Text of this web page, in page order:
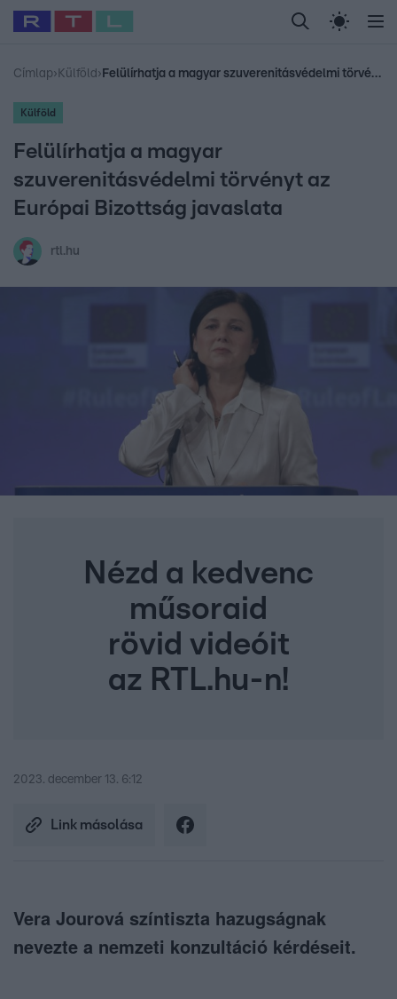
Legfrissebb RTL Híradó Randi Celeb vagyok,
Babits Marcella Most Wanted Gallusz
Címlap› Külföld › Felülírhatja a magyar szuverenitásvédelmi törvényt az Európai Bizottság javaslata
Külföld
Felülírhatja a magyar
szuverenitásvédelmi törvényt az
Európai Bizottság javaslata
rtl.hu
Nézd a kedvenc
műsoraid
rövid videóit
az RTL.hu-n!
2023. december 13. 6:12
Link másolása
Vera Jourová színtiszta hazugságnak
nevezte a nemzeti konzultáció kérdéseit.